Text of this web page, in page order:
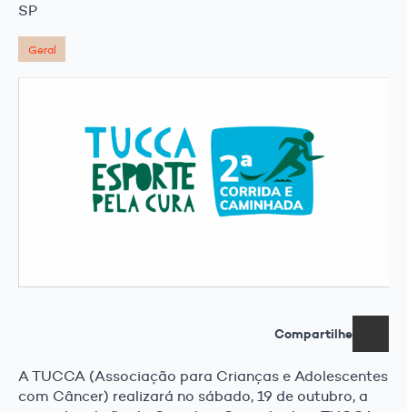
SP
Geral
Compartilhe
A TUCCA (Associação para Crianças e Adolescentes
com Câncer) realizará no sábado, 19 de outubro, a